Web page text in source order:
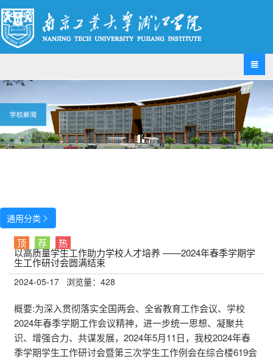

通用分类 
顶 荐 热
以高质量学生工作助力学校人才培养 ——2024年春季学期学
生工作研讨会圆满结束
2024-05-17 浏览量：428
概要:为深入贯彻落实全国两会、全省教育工作会议、学校
2024年春季学期工作会议精神，进一步统一思想、凝聚共
识、增强合力、共谋发展，2024年5月11日，我校2024年春
季学期学生工作研讨会暨第三次学生工作例会在综合楼619会